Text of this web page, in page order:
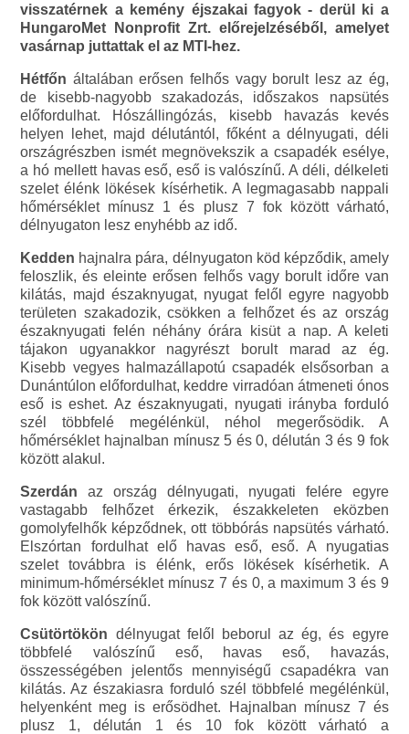
visszatérnek a kemény éjszakai fagyok - derül ki a
HungaroMet Nonprofit Zrt. előrejelzéséből, amelyet
vasárnap juttattak el az MTI-hez.
Hétfőn általában erősen felhős vagy borult lesz az ég,
de kisebb-nagyobb szakadozás, időszakos napsütés
előfordulhat. Hószállingózás, kisebb havazás kevés
helyen lehet, majd délutántól, főként a délnyugati, déli
országrészben ismét megnövekszik a csapadék esélye,
a hó mellett havas eső, eső is valószínű. A déli, délkeleti
szelet élénk lökések kísérhetik. A legmagasabb nappali
hőmérséklet mínusz 1 és plusz 7 fok között várható,
délnyugaton lesz enyhébb az idő.
Kedden hajnalra pára, délnyugaton köd képződik, amely
feloszlik, és eleinte erősen felhős vagy borult időre van
kilátás, majd északnyugat, nyugat felől egyre nagyobb
területen szakadozik, csökken a felhőzet és az ország
északnyugati felén néhány órára kisüt a nap. A keleti
tájakon ugyanakkor nagyrészt borult marad az ég.
Kisebb vegyes halmazállapotú csapadék elsősorban a
Dunántúlon előfordulhat, keddre virradóan átmeneti ónos
eső is eshet. Az északnyugati, nyugati irányba forduló
szél többfelé megélénkül, néhol megerősödik. A
hőmérséklet hajnalban mínusz 5 és 0, délután 3 és 9 fok
között alakul.
Szerdán az ország délnyugati, nyugati felére egyre
vastagabb felhőzet érkezik, északkeleten eközben
gomolyfelhők képződnek, ott többórás napsütés várható.
Elszórtan fordulhat elő havas eső, eső. A nyugatias
szelet továbbra is élénk, erős lökések kísérhetik. A
minimum-hőmérséklet mínusz 7 és 0, a maximum 3 és 9
fok között valószínű.
Csütörtökön délnyugat felől beborul az ég, és egyre
többfelé valószínű eső, havas eső, havazás,
összességében jelentős mennyiségű csapadékra van
kilátás. Az északiasra forduló szél többfelé megélénkül,
helyenként meg is erősödhet. Hajnalban mínusz 7 és
plusz 1, délután 1 és 10 fok között várható a